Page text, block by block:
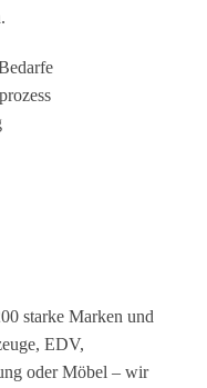
starke Marken und
EDV,
oder Möbel – wir